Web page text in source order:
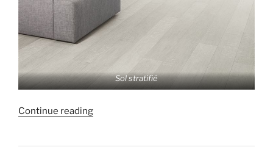
Sol stratifié
Continue reading« Parquet